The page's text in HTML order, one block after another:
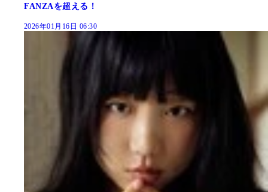
FANZAを超える！
2026年01月16日 06:30